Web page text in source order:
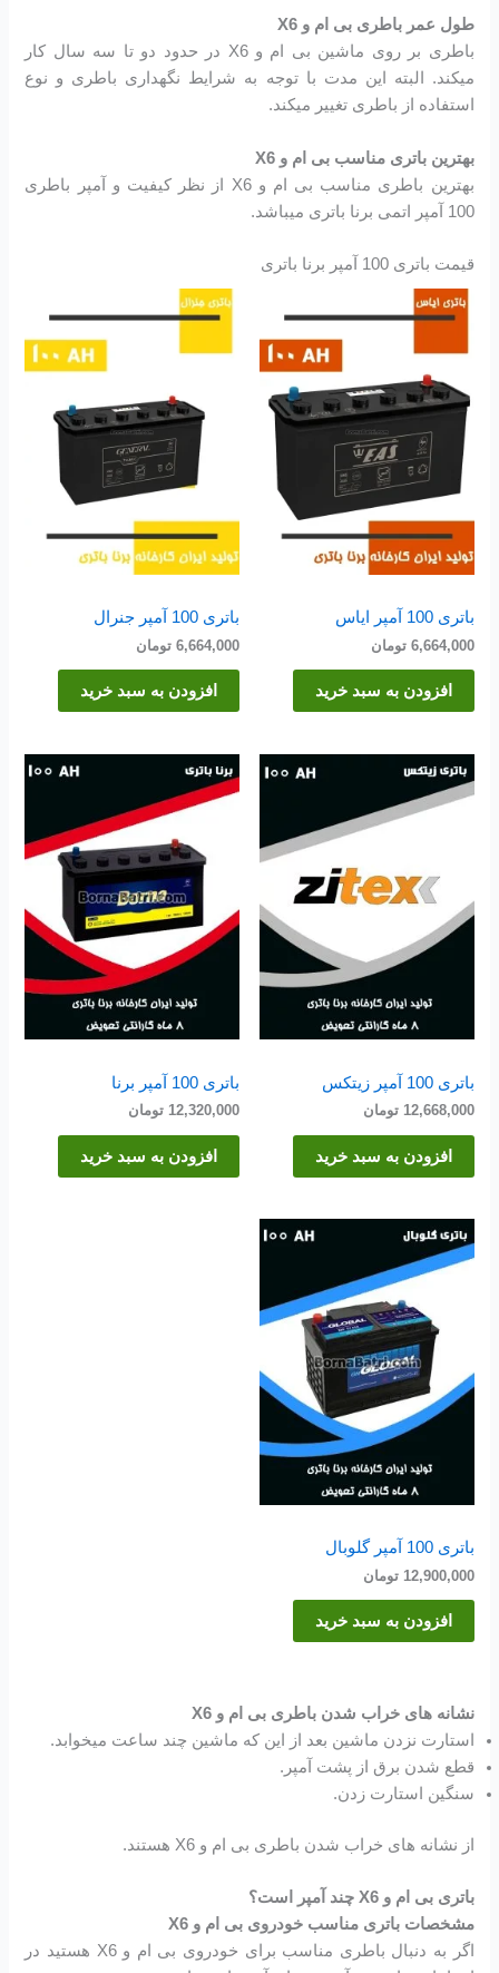
طول عمر باطری بی ام و X6
باطری بر روی ماشین بی ام و X6 در حدود دو تا سه سال کار
میکند. البته این مدت با توجه به شرایط نگهداری باطری و نوع
استفاده از باطری تغییر میکند.
بهترین باتری مناسب بی ام و X6
بهترین باطری مناسب بی ام و X6 از نظر کیفیت و آمپر باطری
100 آمپر اتمی برنا باتری میباشد.
قیمت باتری 100 آمپر برنا باتری
باتری 100 آمپر ایاس
6,664,000 تومان
افزودن به سبد خرید
باتری 100 آمپر جنرال
6,664,000 تومان
افزودن به سبد خرید
باتری 100 آمپر زیتکس
12,668,000 تومان
افزودن به سبد خرید
باتری 100 آمپر برنا
12,320,000 تومان
افزودن به سبد خرید
باتری 100 آمپر گلوبال
12,900,000 تومان
افزودن به سبد خرید
نشانه های خراب شدن باطری بی ام و X6
استارت نزدن ماشین بعد از این که ماشین چند ساعت میخوابد.
قطع شدن برق از پشت آمپر.
سنگین استارت زدن.
از نشانه های خراب شدن باطری بی ام و X6 هستند.
باتری بی ام و X6 چند آمپر است؟
مشخصات باتری مناسب خودروی بی ام و X6
اگر به دنبال باطری مناسب برای خودروی بی ام و X6 هستید در